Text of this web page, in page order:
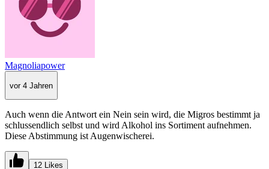
Magnoliapower
vor 4 Jahren
Auch wenn die Antwort ein Nein sein wird, die Migros bestimmt ja
schlussendlich selbst und wird Alkohol ins Sortiment aufnehmen.
Diese Abstimmung ist Augenwischerei.
12 Likes